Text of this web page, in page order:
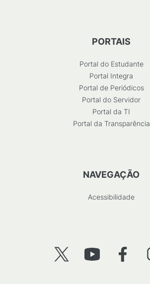
PORTAIS
Portal do Estudante
Portal Integra
Portal de Periódicos
Portal do Servidor
Portal da TI
Portal da Transparência
NAVEGAÇÃO
Acessibilidade